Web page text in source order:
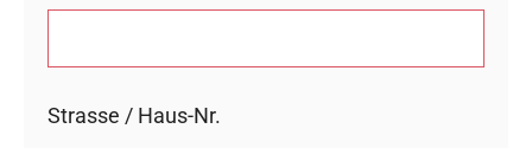
Strasse / Haus-Nr.